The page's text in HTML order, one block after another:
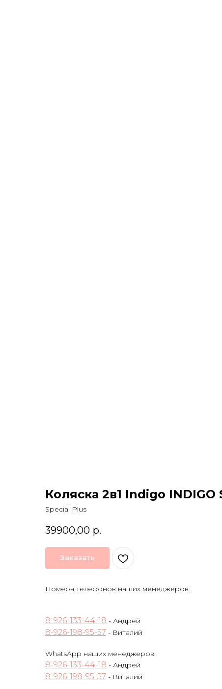
Коляска 2в1 Indigo
Special Plus
39900,00 р.
Заказать
Номера телефонов наших менеджеров:
8-926-133-44-18 - Андрей
8-926-198-95-57 - Виталий
WhatsApp наших менеджеров:
8-926-133-44-18 - Андрей
8-926-198-95-57 - Виталий